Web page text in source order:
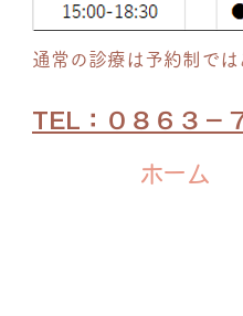
TEL：０８６３－
ホーム
通常の​診療は予約制で